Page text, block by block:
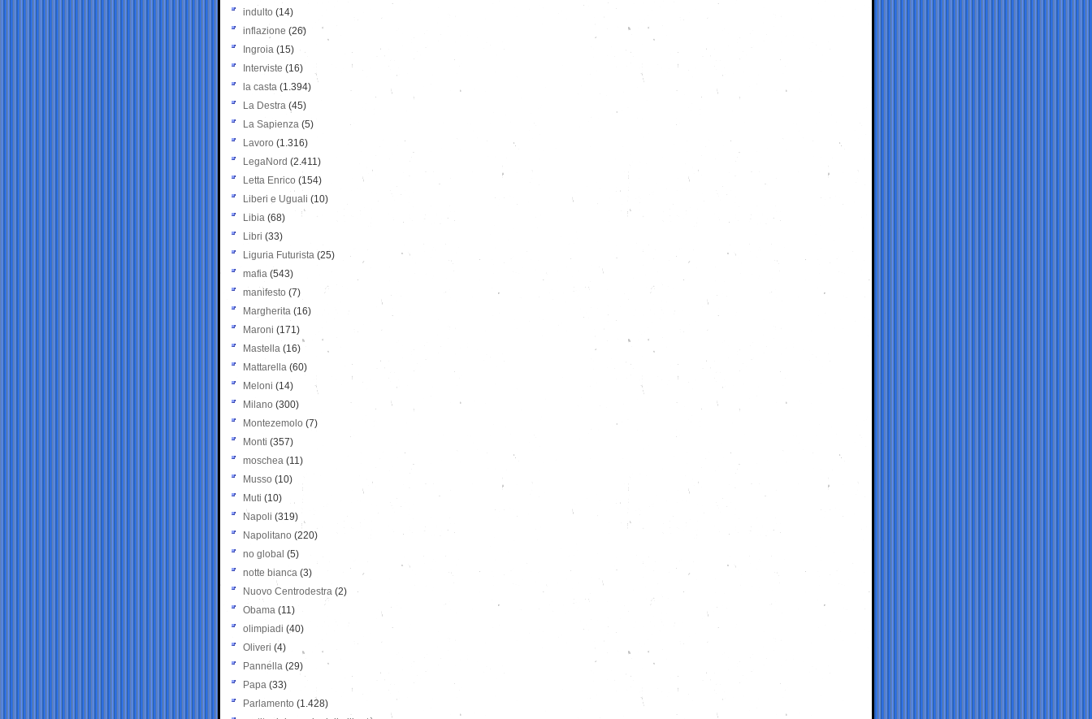
indulto (14)
inflazione (26)
Ingroia (15)
Interviste (16)
la casta (1.394)
La Destra (45)
La Sapienza (5)
Lavoro (1.316)
LegaNord (2.411)
Letta Enrico (154)
Liberi e Uguali (10)
Libia (68)
Libri (33)
Liguria Futurista (25)
mafia (543)
manifesto (7)
Margherita (16)
Maroni (171)
Mastella (16)
Mattarella (60)
Meloni (14)
Milano (300)
Montezemolo (7)
Monti (357)
moschea (11)
Musso (10)
Muti (10)
Napoli (319)
Napolitano (220)
no global (5)
notte bianca (3)
Nuovo Centrodestra (2)
Obama (11)
olimpiadi (40)
Oliveri (4)
Pannella (29)
Papa (33)
Parlamento (1.428)